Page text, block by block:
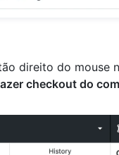
direito do mouse
checkout do